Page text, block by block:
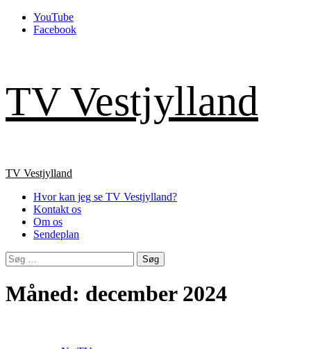
Skip
YouTube
Facebook
TV Vestjylland
Primary
TV Vestjylland
Hvor kan jeg se TV Vestjylland?
Kontakt os
Om os
Sendeplan
Søg
efter:
Måned: december 2024